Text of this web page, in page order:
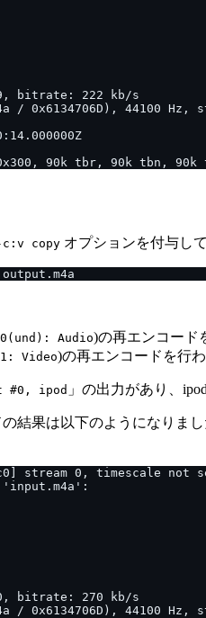
c:v copy オプションを付与して
Audio)の再エンコード
Video)の再エンコードを行
#0, ipod 」の出力があり、
結果は以下のようになりまし